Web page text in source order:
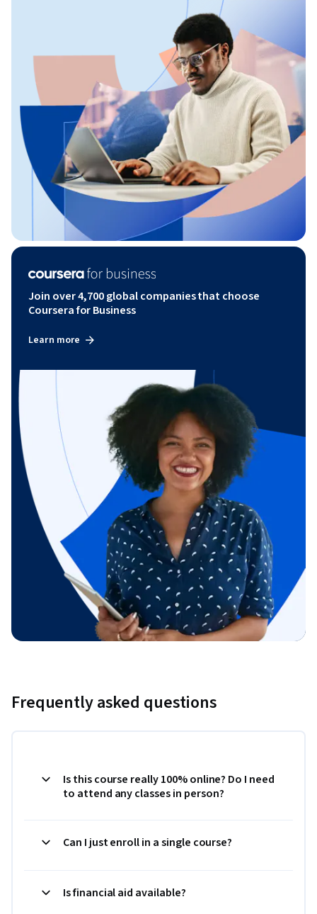
Join over 4,700 global companies that choose
Coursera for Business
Learn more
Frequently asked questions
Is this course really 100% online? Do I need
to attend any classes in person?
Can I just enroll in a single course?
Is financial aid available?